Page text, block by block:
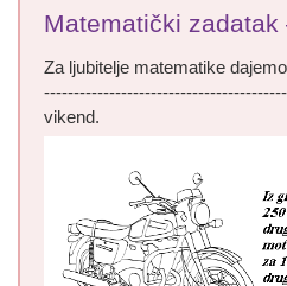
Matematički zadatak
Za ljubitelje matematike
vikend.